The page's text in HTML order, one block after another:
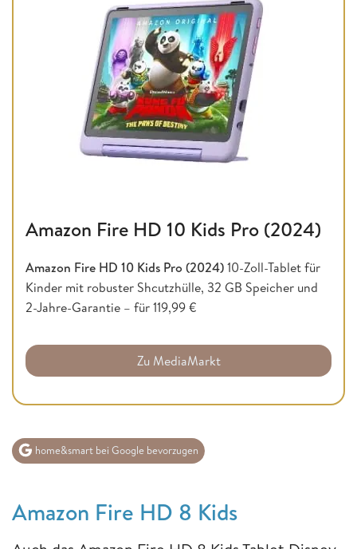
Amazon Fire HD 10 Kids Pro (2024)
Amazon Fire HD 10 Kids Pro (2024)10-Zoll-Tablet für
Kinder mit robuster Shcutzhülle, 32 GB Speicher und
2-Jahre-Garantie – für 119,99 €
Zu MediaMarkt
home&smart bei Google bevorzugen
Amazon Fire HD 8 Kids